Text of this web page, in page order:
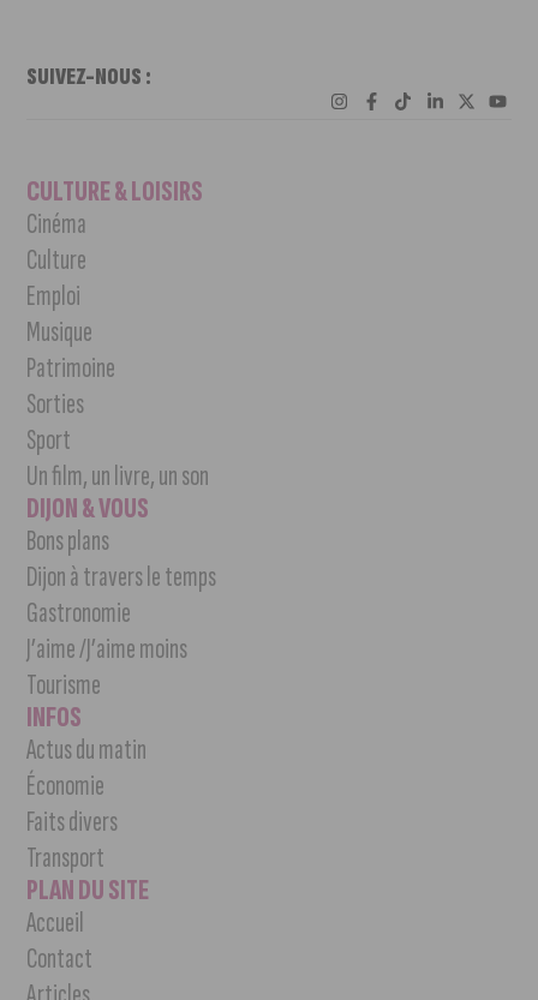
SUIVEZ-NOUS :
CULTURE & LOISIRS
Cinéma
Culture
Emploi
Musique
Patrimoine
Sorties
Sport
Un film, un livre, un son
DIJON & VOUS
Bons plans
Dijon à travers le temps
Gastronomie
J’aime /J’aime moins
Tourisme
INFOS
Actus du matin
Économie
Faits divers
Transport
PLAN DU SITE
Accueil
Contact